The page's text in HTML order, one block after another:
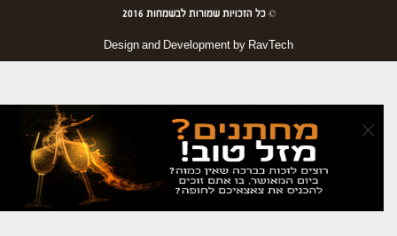
×
© כל הזכויות שמורות לבשמחות 2016
Design and Development by RavTech